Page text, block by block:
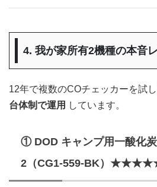
4. 我が家所有2機種の本音
12年で複数のCOチェッカーを試
台体制で運用 しています。
① DOD キャンプ用一酸化
2（CG1-559-BK）